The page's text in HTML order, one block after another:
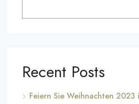
Recent Posts
Feiern Sie Weihnachten 2023